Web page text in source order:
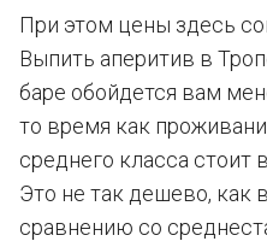
При этом цены здесь
Выпить аперитив в
баре обойдется вам
то время как
среднего класса стоит
Это не так дешево, как
сравнению со